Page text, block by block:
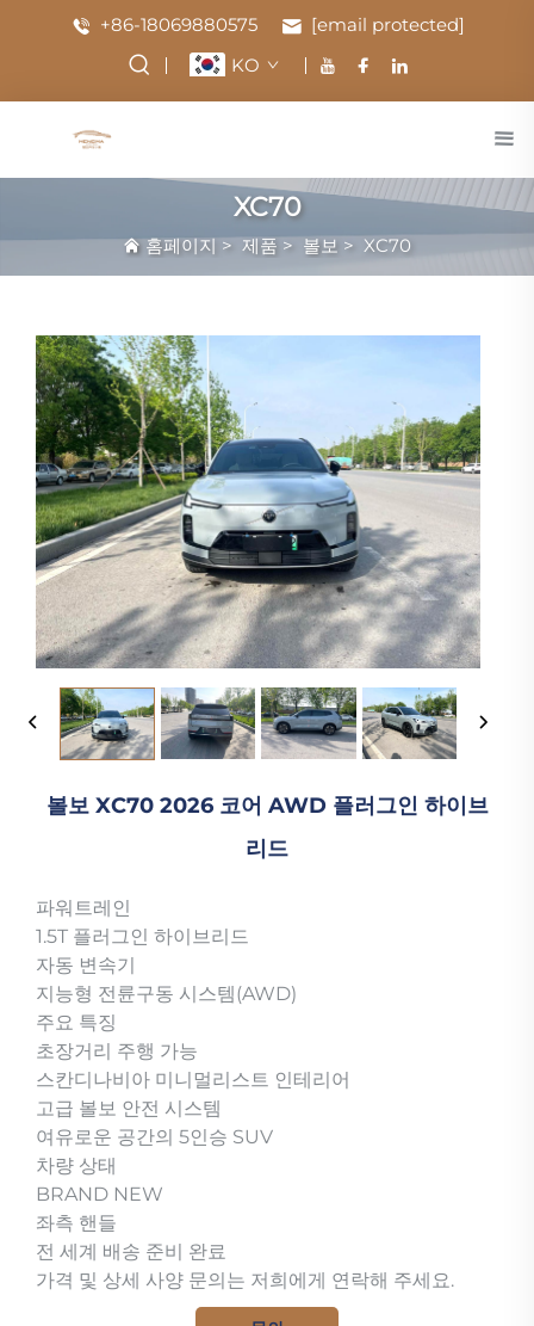
+86-18069880575
[email protected]
KO
XC70
홈페이지 > 제품 > 볼보 > XC70
볼보 XC70 2026 코어 AWD 플러그인 하이브
리드
파워트레인
1.5T 플러그인 하이브리드
자동 변속기
지능형 전륜구동 시스템(AWD)
주요 특징
초장거리 주행 가능
스칸디나비아 미니멀리스트 인테리어
고급 볼보 안전 시스템
여유로운 공간의 5인승 SUV
차량 상태
BRAND NEW
좌측 핸들
전 세계 배송 준비 완료
가격 및 상세 사양 문의는 저희에게 연락해 주세요.